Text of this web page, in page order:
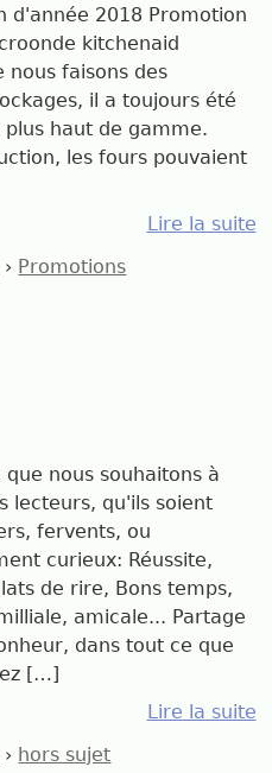
d'année 2018 Promotion
kitchenaid
nous faisons des
il a toujours été
haut de gamme.
les fours pouvaient
Lire la suite
› Promotions
que nous souhaitons à
lecteurs, qu'ils soient
fervents, ou
curieux: Réussite,
de rire, Bons temps,
amicale... Partage
dans tout ce que
[…]
Lire la suite
› hors sujet